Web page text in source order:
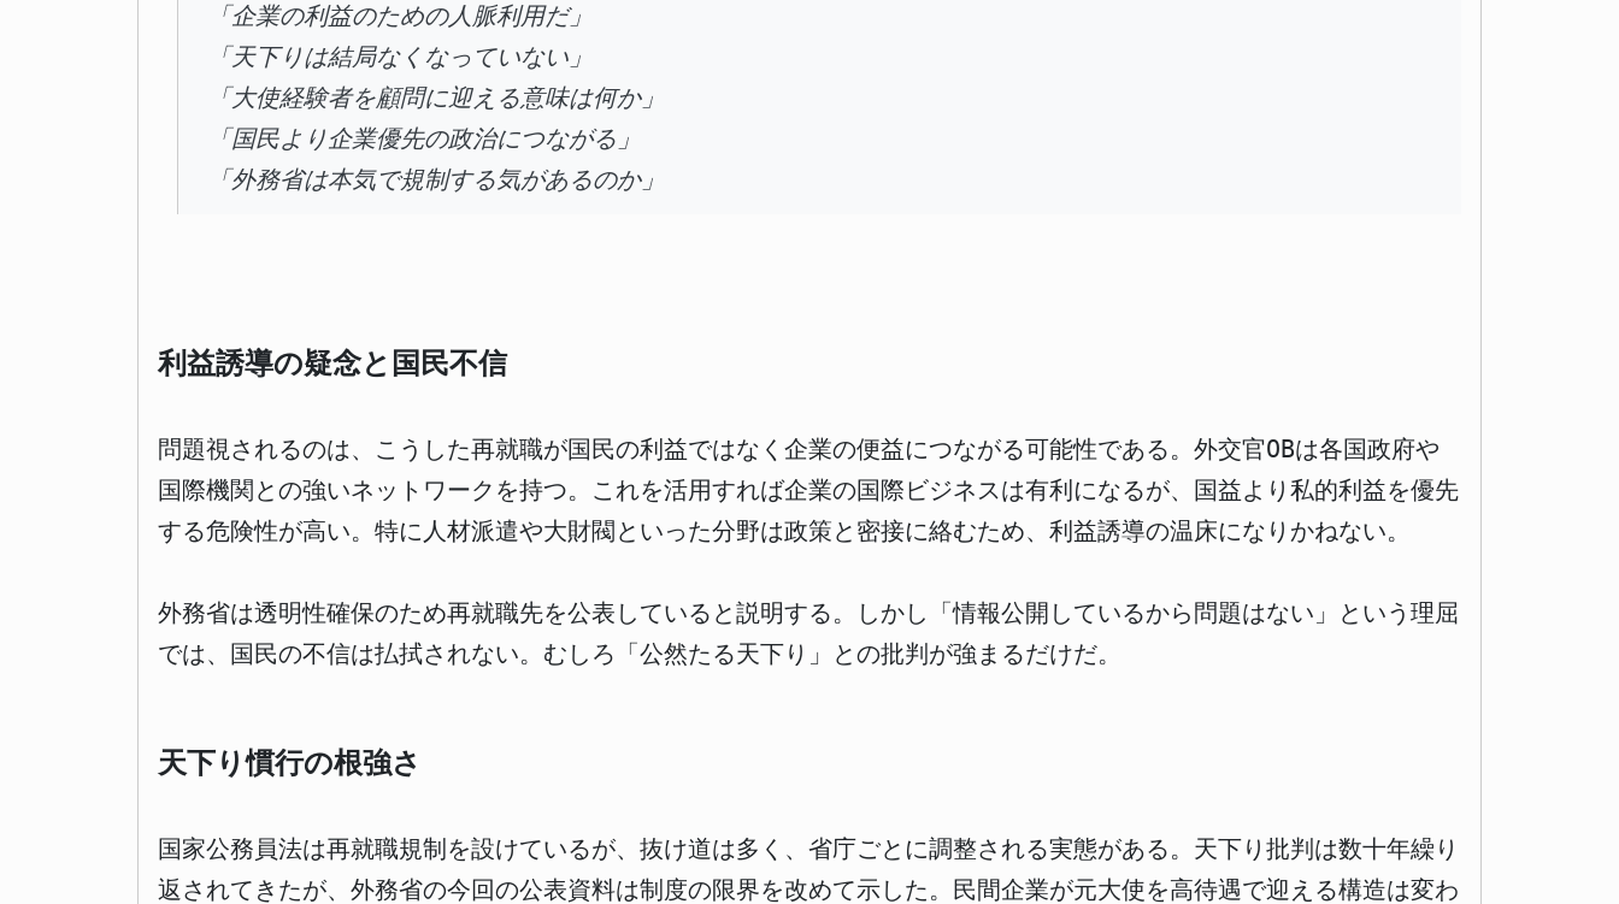
「企業の利益のための人脈利用だ」
「天下りは結局なくなっていない」
「大使経験者を顧問に迎える意味は何か」
「国民より企業優先の政治につながる」
「外務省は本気で規制する気があるのか」
利益誘導の疑念と国民不信
問題視されるのは、こうした再就職が国民の利益ではなく企業の便益につながる可能性である。外交官OBは各国政府や
国際機関との強いネットワークを持つ。これを活用すれば企業の国際ビジネスは有利になるが、国益より私的利益を優先
する危険性が高い。特に人材派遣や大財閥といった分野は政策と密接に絡むため、利益誘導の温床になりかねない。
外務省は透明性確保のため再就職先を公表していると説明する。しかし「情報公開しているから問題はない」という理屈
では、国民の不信は払拭されない。むしろ「公然たる天下り」との批判が強まるだけだ。
天下り慣行の根強さ
国家公務員法は再就職規制を設けているが、抜け道は多く、省庁ごとに調整される実態がある。天下り批判は数十年繰り
返されてきたが、外務省の今回の公表資料は制度の限界を改めて示した。民間企業が元大使を高待遇で迎える構造は変わ